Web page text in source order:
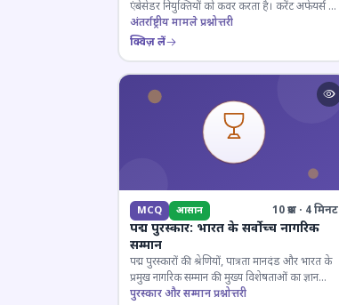
एंबेसेडर नियुक्तियों को कवर करता है। करेंट अफेयर्स के
लिए जरूरी।
अंतर्राष्ट्रीय मामले प्रश्नोत्तरी
क्विज़ लें
MCQ आसान 10 प्रश्न · 4 मिनट
पद्म पुरस्कार: भारत के सर्वोच्च नागरिक
सम्मान
पद्म पुरस्कारों की श्रेणियों, पात्रता मानदंड और भारत के
प्रमुख नागरिक सम्मान की मुख्य विशेषताओं का ज्ञान
परखें।
पुरस्कार और सम्मान प्रश्नोत्तरी